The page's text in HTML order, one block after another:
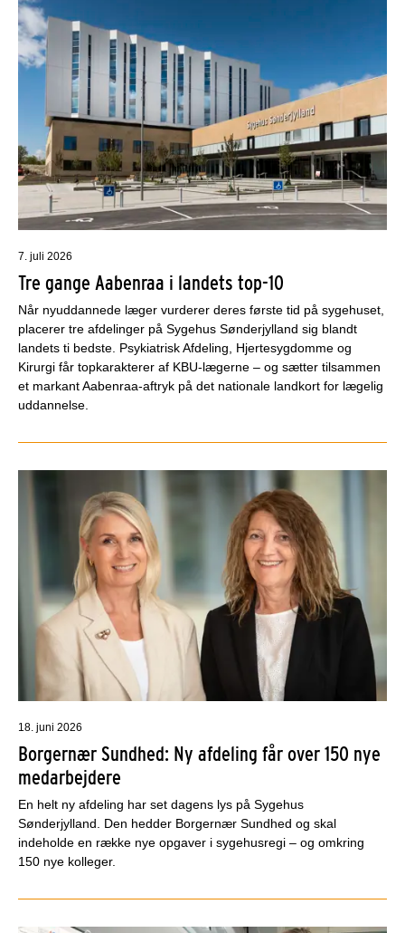
7. juli 2026
Tre gange Aabenraa i landets top-10
Når nyuddannede læger vurderer deres første tid på sygehuset,
placerer tre afdelinger på Sygehus Sønderjylland sig blandt
landets ti bedste. Psykiatrisk Afdeling, Hjertesygdomme og
Kirurgi får topkarakterer af KBU-lægerne – og sætter tilsammen
et markant Aabenraa-aftryk på det nationale landkort for lægelig
uddannelse.
18. juni 2026
Borgernær Sundhed: Ny afdeling får over 150 nye
medarbejdere
En helt ny afdeling har set dagens lys på Sygehus
Sønderjylland. Den hedder Borgernær Sundhed og skal
indeholde en række nye opgaver i sygehusregi – og omkring
150 nye kolleger.